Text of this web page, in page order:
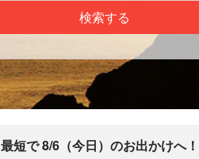
検索する
最短で 8/6（今日）のお出かけへ！